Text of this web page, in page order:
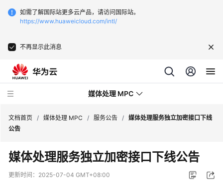
如需了解国际站更多云产品，请访问国际站。
https://www.huaweicloud.com/intl/
不再显示此消息
媒体处理 MPC
最
新
动
文档首页 / 媒体处理 MPC / 服务公告 / 媒体处理服务独立加密接口下线
公告
媒体处理服务独立加密接口下线公告
更新时间： 2025-07-04 GMT+08:00